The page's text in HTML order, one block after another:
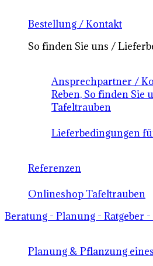
Bestellung / Kontakt
So finden Sie uns /
Ansprechpartner /
Reben, So finden Sie
Tafeltrauben
Lieferbedingungen
Referenzen
Onlineshop Tafeltrauben
Beratung - Planung - Ratgeber
Planung & Pflanzung